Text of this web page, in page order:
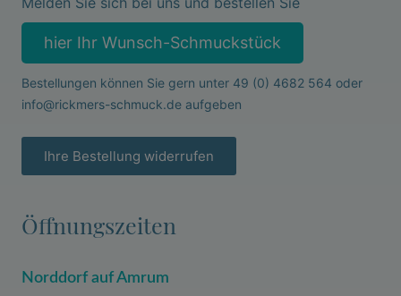
hier Ihr Wunsch-Schmuckstück
Bestellungen können Sie gern unter 49 (0) 4682 564 oder
info@rickmers-schmuck.deaufgeben
Ihre Bestellung widerrufen
Öffnungszeiten
Norddorf auf Amrum